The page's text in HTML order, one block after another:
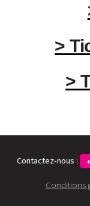
>
>
Contactez-nous :
Conditions